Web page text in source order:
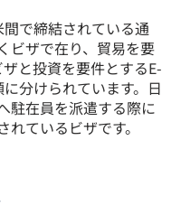
で締結されている通
ビザで在り、貿易を要
と投資を要件とするE-
分けられています。日
駐在員を派遣する際に
れているビザです。